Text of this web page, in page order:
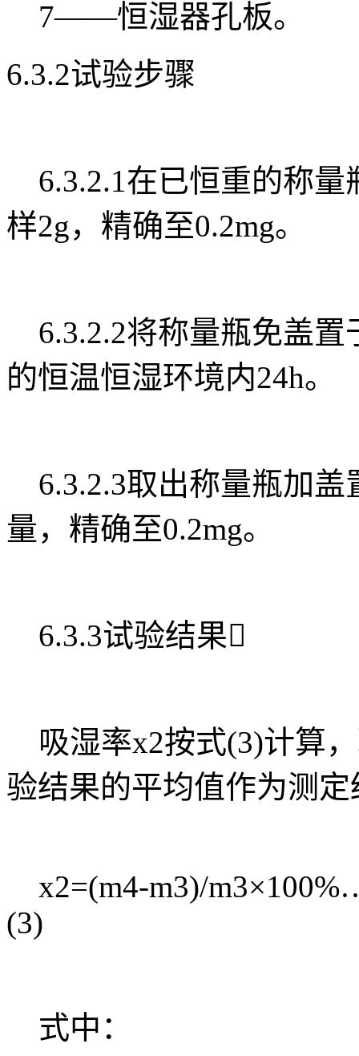
7——恒湿器孔板。
6.3.2试验步骤
6.3.2.1在已恒重的称量
样2g，精确至0.2mg。
6.3.2.2将称量瓶免盖置
的恒温恒湿环境内24h。
6.3.2.3取出称量瓶加盖
量，精确至0.2mg。
6.3.3试验结果
吸湿率x2按式(3)计算
验结果的平均值作为测定
x2=(m4-m3)/
(3)
式中：